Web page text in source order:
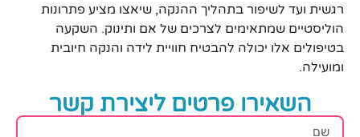
רגשית ועד לשיפור בתהליך ההנקה, שיאצו מציע פתרונות
הוליסטיים שמתאימים לצרכים של אם ותינוק. השקעה
בטיפולים אלו יכולה להבטיח חוויית לידה והנקה חיובית
ומועילה.
השאירו פרטים ליצירת קשר